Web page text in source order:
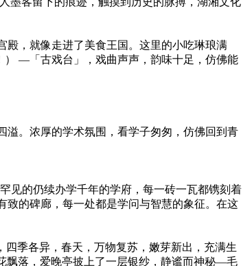
，就像走进了美食王国。这里的小吃琳琅满
） —「古戏台」，戏曲声声，韵味十足，仿佛能
。浓厚的学术氛围，看学子匆匆，仿佛回到青
见的仍续办学千年的学府，每一砖一瓦都镌刻着
的碑廊，每一处都是学问与智慧的象征。在这
季各异，春天，万物复苏，嫩芽新出，充满生
飘落，爱晚亭披上了一层银纱，静谧而神秘—毛